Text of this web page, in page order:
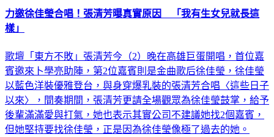
力邀徐佳瑩合唱！張清芳曝真實原因 「我有生女兒就長這
樣」
歌壇「東方不敗」張清芳今（2）晚在高雄巨蛋開唱，首位嘉
賓邀來卜學亮助陣，第2位嘉賓則是金曲歌后徐佳瑩，徐佳瑩
以藍色洋裝優雅登台，與身穿爆乳裝的張清芳合唱〈這些日子
以來〉，間奏期間，張清芳更請全場觀眾為徐佳瑩鼓掌，給予
後輩滿滿愛與打氣，她也表示其實公司不建議她找2個嘉賓，
但她堅持要找徐佳瑩，正是因為徐佳瑩像極了過去的她。